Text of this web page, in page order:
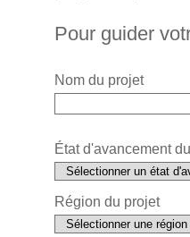
Pour guider
Nom du projet
État d'avancement
Région du projet